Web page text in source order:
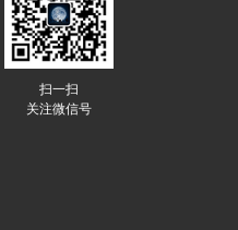
扫一扫
关注微信号